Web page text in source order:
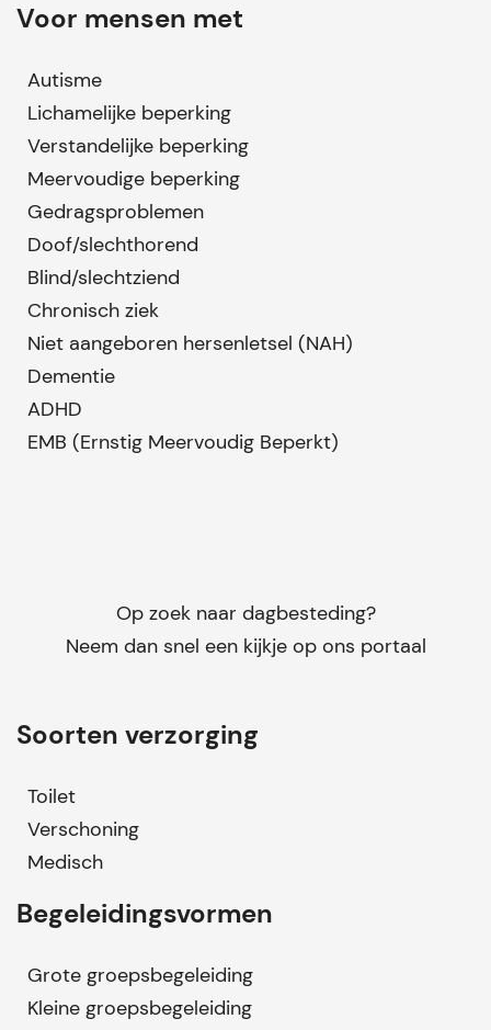
Voor mensen met
Autisme
Lichamelijke beperking
Verstandelijke beperking
Meervoudige beperking
Gedragsproblemen
Doof/slechthorend
Blind/slechtziend
Chronisch ziek
Niet aangeboren hersenletsel (NAH)
Dementie
ADHD
EMB (Ernstig Meervoudig Beperkt)
Op zoek naar dagbesteding?
Neem dan snel een kijkje op ons portaal
Soorten verzorging
Toilet
Verschoning
Medisch
Begeleidingsvormen
Grote groepsbegeleiding
Kleine groepsbegeleiding